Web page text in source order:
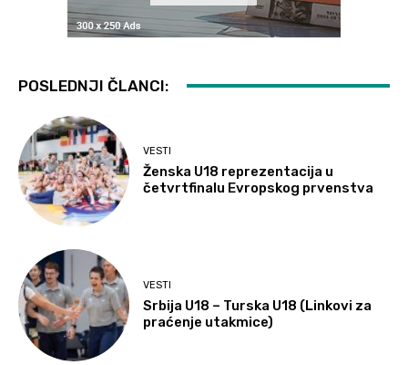
POSLEDNJI ČLANCI:
VESTI
Ženska U18 reprezentacija u
četvrtfinalu Evropskog prvenstva
VESTI
Srbija U18 – Turska U18 (Linkovi za
praćenje utakmice)